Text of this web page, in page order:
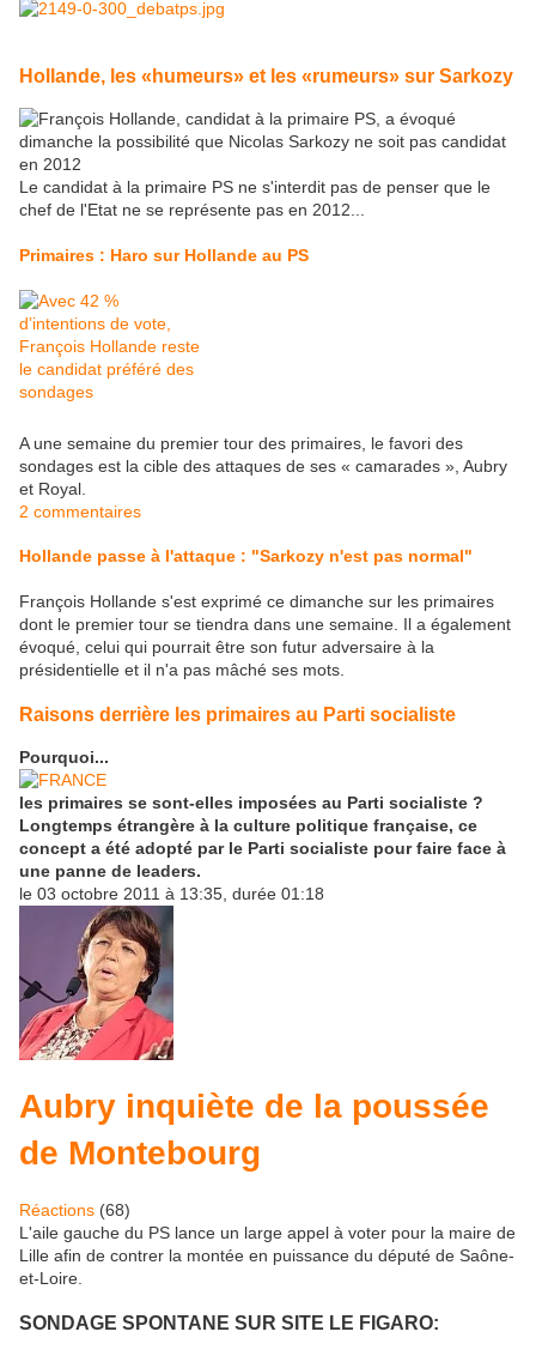
Hollande, les «humeurs» et les «rumeurs» sur Sarkozy
Le candidat à la primaire PS ne s'interdit pas de penser que le
chef de l'Etat ne se représente pas en 2012...
Primaires : Haro sur Hollande au PS
A une semaine du premier tour des primaires, le favori des
sondages est la cible des attaques de ses « camarades », Aubry
et Royal.
2 commentaires
Hollande passe à l'attaque : "Sarkozy n'est pas normal"
François Hollande s'est exprimé ce dimanche sur les primaires
dont le premier tour se tiendra dans une semaine. Il a également
évoqué, celui qui pourrait être son futur adversaire à la
présidentielle et il n'a pas mâché ses mots.
Raisons derrière les primaires au Parti socialiste
Pourquoi...
les primaires se sont-elles imposées au Parti socialiste ?
Longtemps étrangère à la culture politique française, ce
concept a été adopté par le Parti socialiste pour faire face à
une panne de leaders.
le 03 octobre 2011 à 13:35, durée 01:18
Aubry inquiète de la poussée
de Montebourg
Réactions (68)
L'aile gauche du PS lance un large appel à voter pour la maire de
Lille afin de contrer la montée en puissance du député de Saône-
et-Loire.
SONDAGE SPONTANE SUR SITE LE FIGARO: